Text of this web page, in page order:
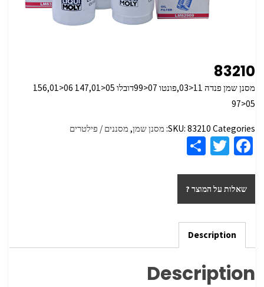
83210
מסנן שמן פנדה 11<03,פונטו 07<99דובלו 05<147,01 06<156,01
05<97
SKU: 83210 Categories: מסנן שמן, מסננים / פילטרים
Fa
b
o
o
k
T
tt
er
ar
e
שאלות על המוצר ?
Description
Description